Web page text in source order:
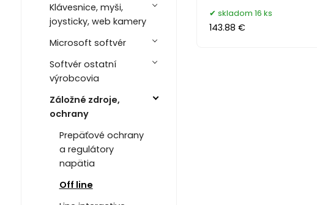
Klávesnice, myši,
joysticky, web kamery
Microsoft softvér
Softvér ostatní
výrobcovia
Záložné zdroje,
ochrany
Prepäťové ochrany
a regulátory
napätia
Off line
skladom 16 ks
143.88 €